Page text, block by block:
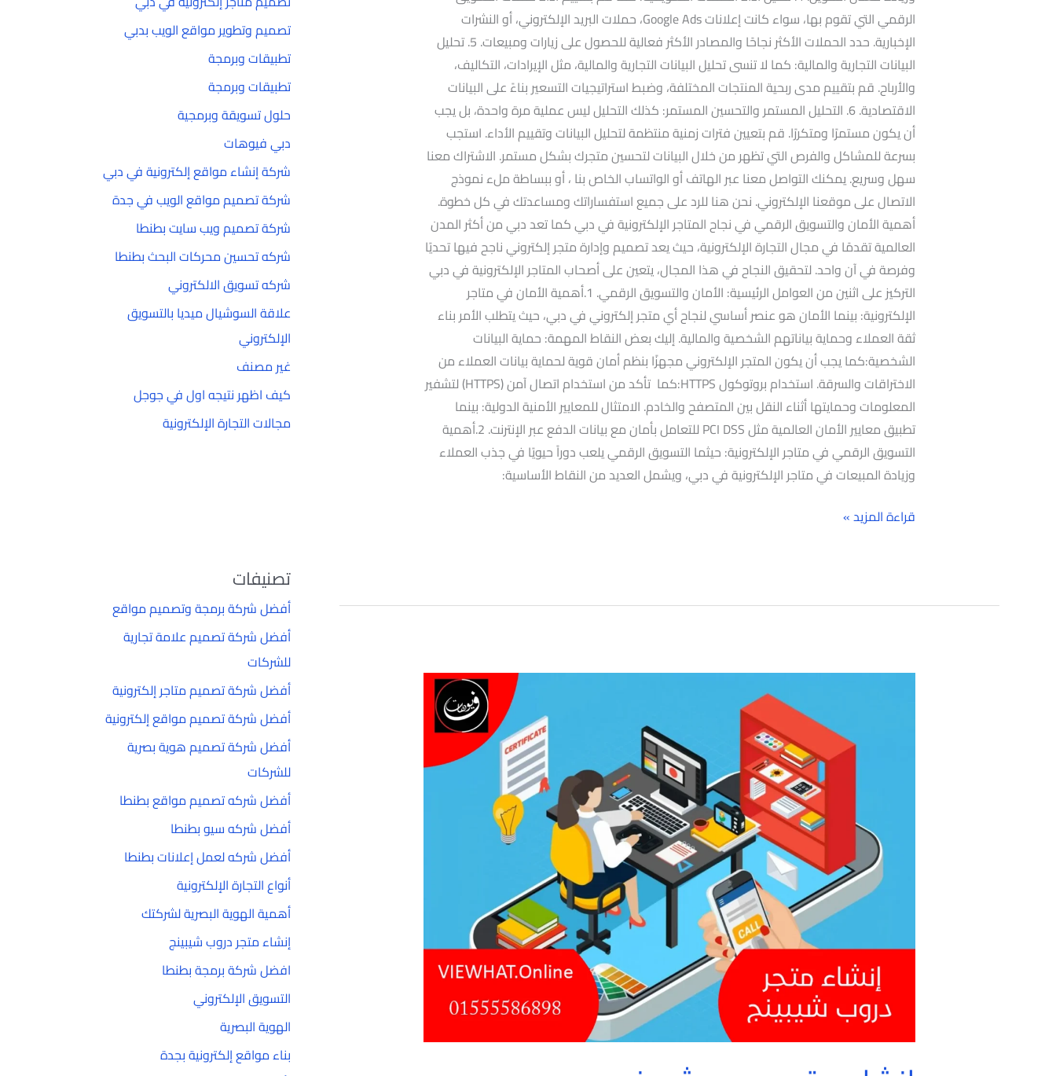
الرقمي التي تقوم بها، سواء كانت إعلانات Google Ads، حملات البريد الإلكتروني، أو النشرات
الإخبارية. حدد الحملات الأكثر نجاحًا والمصادر الأكثر فعالية للحصول على زيارات ومبيعات. 5. تحليل
البيانات التجارية والمالية: كما لا تنسى تحليل البيانات التجارية والمالية، مثل الإيرادات، التكاليف،
والأرباح. قم بتقييم مدى ربحية المنتجات المختلفة، وضبط استراتيجيات التسعير بناءً على البيانات
الاقتصادية. 6. التحليل المستمر والتحسين المستمر: كذلك التحليل ليس عملية مرة واحدة، بل يجب
أن يكون مستمرًا ومتكررًا. قم بتعيين فترات زمنية منتظمة لتحليل البيانات وتقييم الأداء. استجب
بسرعة للمشاكل والفرص التي تظهر من خلال البيانات لتحسين متجرك بشكل مستمر. الاشتراك معنا
سهل وسريع. يمكنك التواصل معنا عبر الهاتف أو الواتساب الخاص بنا ، أو ببساطة ملء نموذج
الاتصال على موقعنا الإلكتروني. نحن هنا للرد على جميع استفساراتك ومساعدتك في كل خطوة.
أهمية الأمان والتسويق الرقمي في نجاح المتاجر الإلكترونية في دبي كما تعد دبي من أكثر المدن
العالمية تقدمًا في مجال التجارة الإلكترونية، حيث يعد تصميم وإدارة متجر إلكتروني ناجح فيها تحديًا
وفرصة في آن واحد. لتحقيق النجاح في هذا المجال، يتعين على أصحاب المتاجر الإلكترونية في دبي
التركيز على اثنين من العوامل الرئيسية: الأمان والتسويق الرقمي. 1.أهمية الأمان في متاجر
الإلكترونية: بينما الأمان هو عنصر أساسي لنجاح أي متجر إلكتروني في دبي، حيث يتطلب الأمر بناء
ثقة العملاء وحماية بياناتهم الشخصية والمالية. إليك بعض النقاط المهمة: حماية البيانات
الشخصية:كما يجب أن يكون المتجر الإلكتروني مجهزًا بنظم أمان قوية لحماية بيانات العملاء من
الاختراقات والسرقة. استخدام بروتوكول HTTPS:كما تأكد من استخدام اتصال آمن (HTTPS) لتشفير
المعلومات وحمايتها أثناء النقل بين المتصفح والخادم. الامتثال للمعايير الأمنية الدولية: بينما
تطبيق معايير الأمان العالمية مثل PCI DSS للتعامل بأمان مع بيانات الدفع عبر الإنترنت. 2.أهمية
التسويق الرقمي في متاجر الإلكترونية: حيثما التسويق الرقمي يلعب دوراً حيويًا في جذب العملاء
وزيادة المبيعات في متاجر الإلكترونية في دبي، ويشمل العديد من النقاط الأساسية:
قراءة المزيد »
تصميم وتطوير مواقع الويب بدبي
تطبيقات وبرمجة
تطبيقات وبرمجة
حلول تسويقة وبرمجية
دبي فيوهات
شركة إنشاء مواقع إلكترونية في دبي
شركة تصميم مواقع الويب في جدة
شركة تصميم ويب سايت بطنطا
شركه تحسين محركات البحث بطنطا
شركه تسويق الالكتروني
علاقة السوشيال ميديا بالتسويق
الإلكتروني
غير مصنف
كيف اظهر نتيجه اول في جوجل
مجالات التجارة الإلكترونية
تصنيفات
أفضل شركة برمجة وتصميم مواقع
أفضل شركة تصميم علامة تجارية
للشركات
أفضل شركة تصميم متاجر إلكترونية
أفضل شركة تصميم مواقع إلكترونية
أفضل شركة تصميم هوية بصرية
للشركات
أفضل شركه تصميم مواقع بطنطا
أفضل شركه سيو بطنطا
أفضل شركه لعمل إعلانات بطنطا
أنواع التجارة الإلكترونية
أهمية الهوية البصرية لشركتك
إنشاء متجر دروب شيبينج
افضل شركة برمجة بطنطا
التسويق الإلكتروني
الهوية البصرية
بناء مواقع إلكترونية بجدة